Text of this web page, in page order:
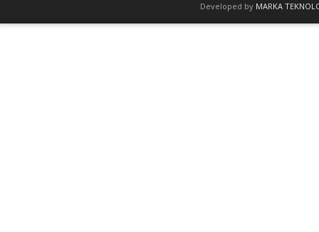
Developed by MARKA